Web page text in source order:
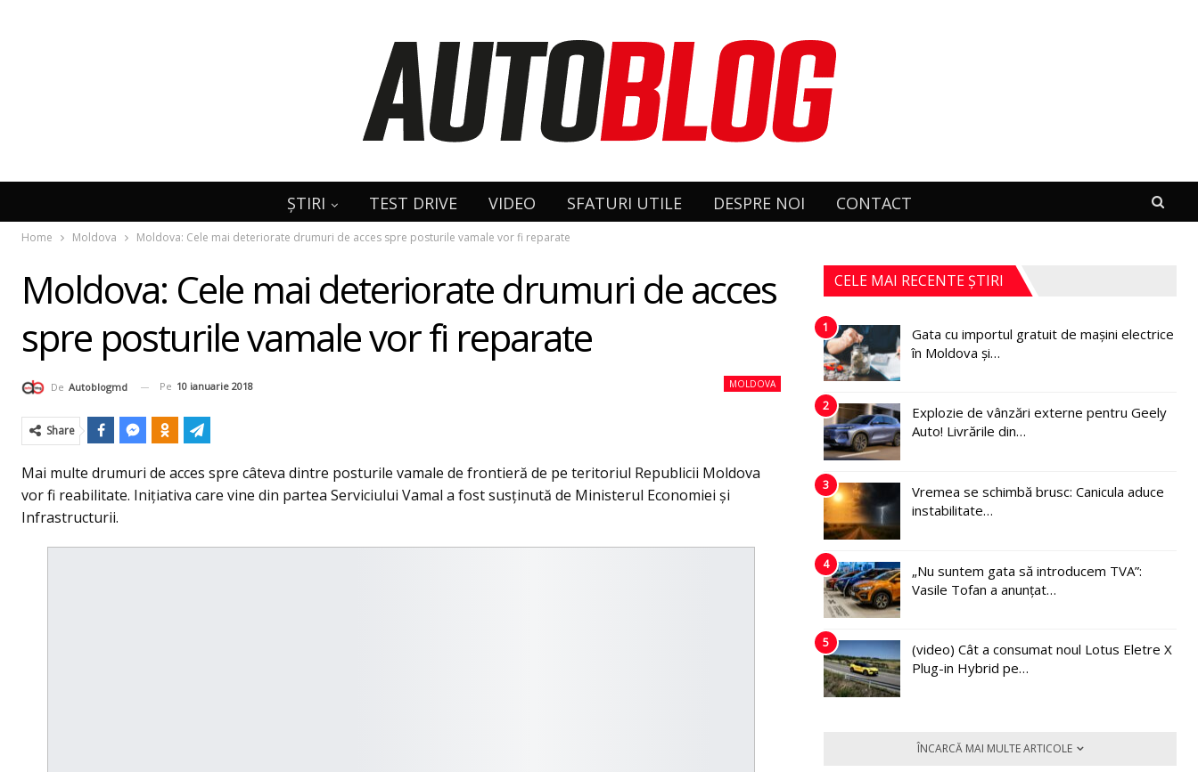
ȘTIRI TEST DRIVE VIDEO SFATURI UTILE DESPRE NOI CONTACT
Home Moldova Moldova: Cele mai deteriorate drumuri de acces spre posturile vamale vor fi reparate
Moldova: Cele mai deteriorate drumuri de acces
spre posturile vamale vor fi reparate
MOLDOVA
De Autoblogmd Pe 10 ianuarie 2018
Share
Mai multe drumuri de acces spre câteva dintre posturile vamale de frontieră de pe teritoriul Republicii Moldova
vor fi reabilitate. Iniţiativa care vine din partea Serviciului Vamal a fost susţinută de Ministerul Economiei și
Infrastructurii.
CELE MAI RECENTE ȘTIRI
1
Gata cu importul gratuit de mașini electrice
în Moldova și…
2
Explozie de vânzări externe pentru Geely
Auto! Livrările din…
3
Vremea se schimbă brusc: Canicula aduce
instabilitate…
4
„Nu suntem gata să introducem TVA”:
Vasile Tofan a anunțat…
5
(video) Cât a consumat noul Lotus Eletre X
Plug-in Hybrid pe…
ÎNCARCĂ MAI MULTE ARTICOLE